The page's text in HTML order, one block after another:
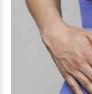
leži blizu
in s tem se